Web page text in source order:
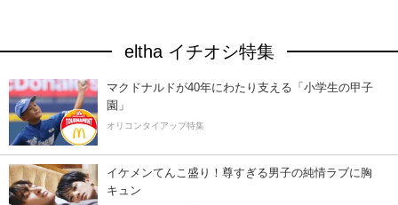
eltha イチオシ特集
マクドナルドが40年にわたり支える「小学生の甲子
園」
オリコンタイアップ特集
イケメンてんこ盛り！尊すぎる男子の純情ラブに胸
キュン